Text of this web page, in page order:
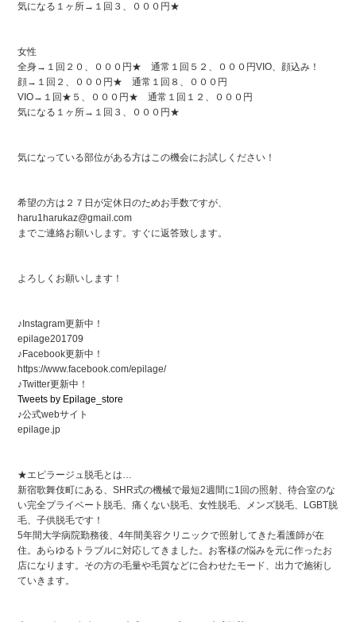
気になる１ヶ所→１回３、０００円★
女性
全身→１回２０、０００円★ 通常１回５２、０００円VIO、顔込み！
顔→１回２、０００円★ 通常１回８、０００円
VIO→１回★５、０００円★ 通常１回１２、０００円
気になる１ヶ所→１回３、０００円★
気になっている部位がある方はこの機会にお試しください！
希望の方は２７日が定休日のためお手数ですが、
haru1harukaz@gmail.com
までご連絡お願いします。すぐに返答致します。
よろしくお願いします！
♪Instagram更新中！
epilage201709
♪Facebook更新中！
https://www.facebook.com/epilage/
♪Twitter更新中！
Tweets by Epilage_store
♪公式webサイト
epilage.jp
★エピラージュ脱毛とは…
新宿歌舞伎町にある、SHR式の機械で最短2週間に1回の照射、待合室のな
い完全プライベート脱毛、痛くない脱毛、女性脱毛、メンズ脱毛、LGBT脱
毛、子供脱毛です！
5年間大学病院勤務後、4年間美容クリニックで照射してきた看護師が在
住。あらゆるトラブルに対応してきました。お客様の悩みを元に作ったお
店になります。その方の毛量や毛質などに合わせたモード、出力で施術し
ていきます。